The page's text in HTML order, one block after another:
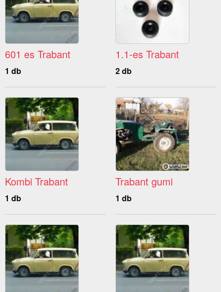
601 es Trabant
1 db
1.1-es Trabant
2 db
Kombi Trabant
1 db
Trabant gumi
1 db